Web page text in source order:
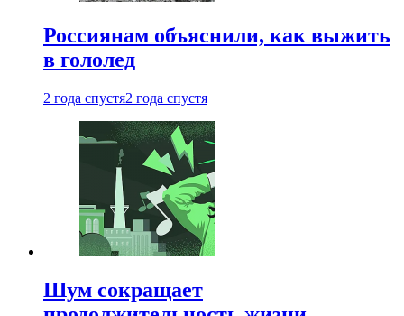
Россиянам объяснили, как выжить
в гололед
2 года спустя2 года спустя
Шум сокращает